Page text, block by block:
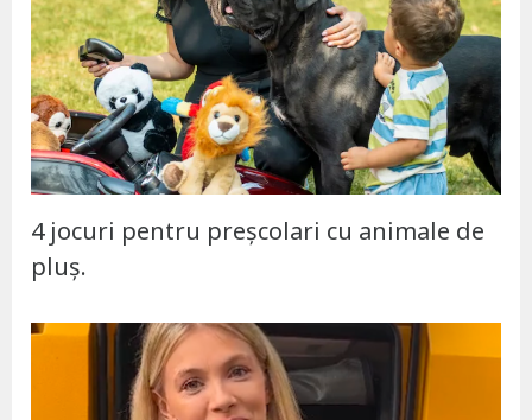
4 jocuri pentru preșcolari cu animale de
pluș.